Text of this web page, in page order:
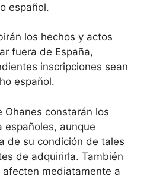
español.
los hechos y actos
fuera de España,
inscripciones sean
español.
Ohanes constarán los
españoles, aunque
de su condición de tales
de adquirirla. También
mediatamente a